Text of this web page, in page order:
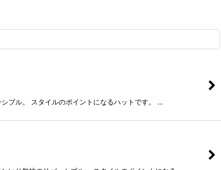
ブル。 スタイルのポイントになるハットです。 …